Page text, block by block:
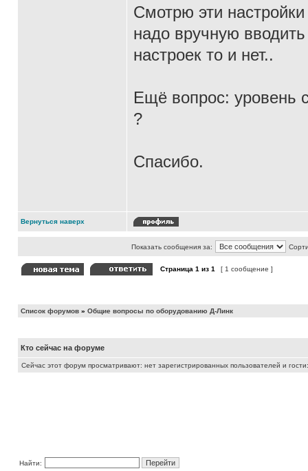
Смотрю эти
надо вручную
настроек то и нет..
Ещё вопрос: уровень
?
Спасибо.
Вернуться наверх
Показать сообщения за:
Страница 1 из 1 [ 1 сообщение ]
Список форумов » Общие вопросы по оборудованию Д-Линк
Кто сейчас на форуме
Сейчас этот форум просматривают: нет зарегистрированных пользователей и
Найти: